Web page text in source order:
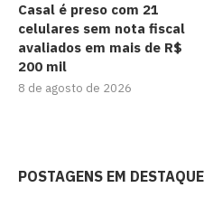
Casal é preso com 21
celulares sem nota fiscal
avaliados em mais de R$
200 mil
8 de agosto de 2026
POSTAGENS EM DESTAQUE